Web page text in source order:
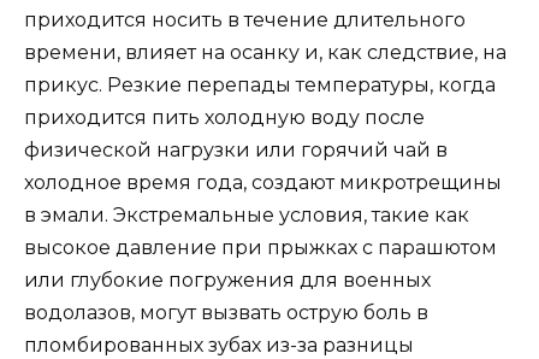
приходится носить в течение длительного
времени, влияет на осанку и, как следствие, на
прикус. Резкие перепады температуры, когда
приходится пить холодную воду после
физической нагрузки или горячий чай в
холодное время года, создают микротрещины
в эмали. Экстремальные условия, такие как
высокое давление при прыжках с парашютом
или глубокие погружения для военных
водолазов, могут вызвать острую боль в
пломбированных зубах из-за разницы